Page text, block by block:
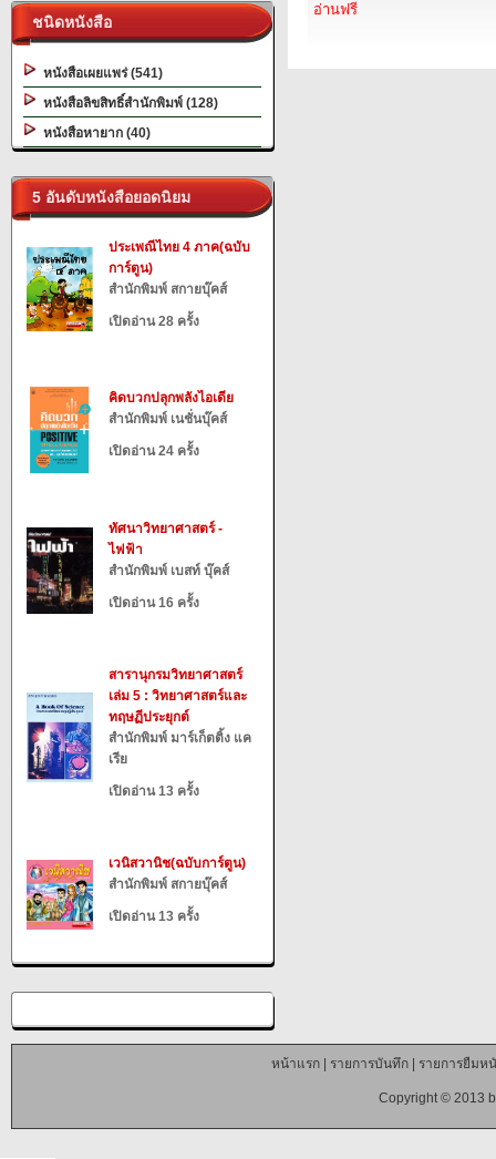
ชนิดหนังสือ
หนังสือเผยแพร่ (541)
หนังสือลิขสิทธิ์สำนักพิมพ์ (128)
หนังสือหายาก (40)
5 อันดับหนังสือยอดนิยม
ประเพณีไทย 4 ภาค(ฉบับ
การ์ตูน)
สำนักพิมพ์ สกายบุ๊คส์
เปิดอ่าน 28 ครั้ง
คิดบวกปลุกพลังไอเดีย
สำนักพิมพ์ เนชั่นบุ๊คส์
เปิดอ่าน 24 ครั้ง
ทัศนาวิทยาศาสตร์ -
ไฟฟ้า
สำนักพิมพ์ เบสท์ บุ๊คส์
เปิดอ่าน 16 ครั้ง
สารานุกรมวิทยาศาสตร์
เล่ม 5 : วิทยาศาสตร์และ
ทฤษฏีประยุกต์
สำนักพิมพ์ มาร์เก็ตติ้ง แค
เรีย
เปิดอ่าน 13 ครั้ง
เวนิสวานิช(ฉบับการ์ตูน)
สำนักพิมพ์ สกายบุ๊คส์
เปิดอ่าน 13 ครั้ง
อ่านฟรี
หน้าแรก| รายการบันทึก| รายการยืมห
Copyright © 2013